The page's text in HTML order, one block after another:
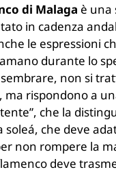
di Malaga è una
in cadenza
le espressioni
durante lo
non si
ma rispondono a
che la
soleá, che deve
non rompere la
deve